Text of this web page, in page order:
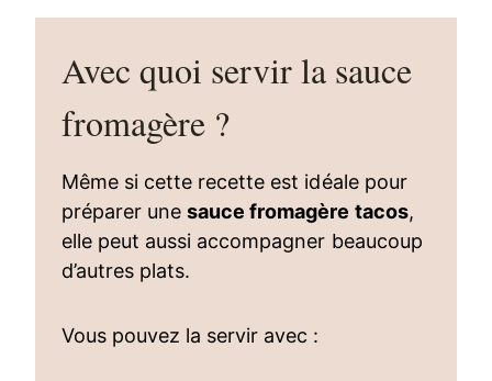
Avec quoi servir la sauce
fromagère ?
Même si cette recette est idéale pour
préparer unesauce fromagère tacos,
elle peut aussi accompagner beaucoup
d’autres plats.
Vous pouvez la servir avec :